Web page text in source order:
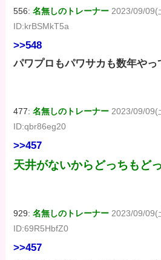
556:名無しのトレーナー 2023/09/09(
ID:krBSMkT5a
>>548
パワプロもパワサカも数年や
477:名無しのトレーナー 2023/09/09(
ID:qbr86eg20
>>457
天井がないからどっちもど
929:名無しのトレーナー 2023/09/09(
ID:69R5HbfZ0
>>457